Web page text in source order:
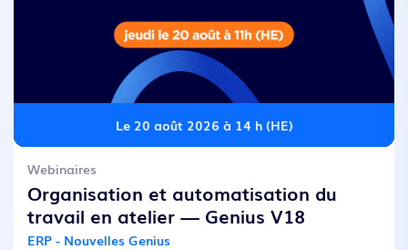
Le 20 août 2026 à 14 h (HE)
Webinaires
Organisation et automatisation du
travail en atelier — Genius V18
ERP - Nouvelles Genius